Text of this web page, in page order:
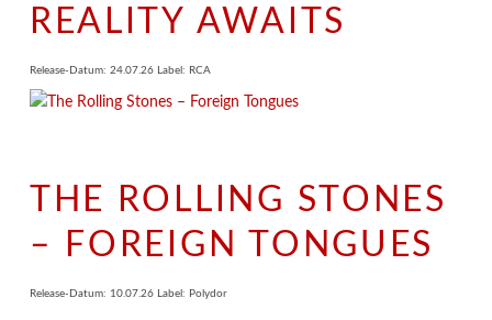
REALITY AWAITS
Release-Datum: 24.07.26 Label: RCA
THE ROLLING STONES
– FOREIGN TONGUES
Release-Datum: 10.07.26 Label: Polydor